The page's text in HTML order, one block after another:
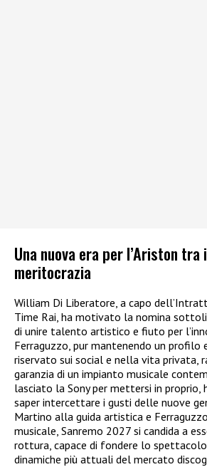
Una nuova era per l’Ariston tra
meritocrazia
William Di Liberatore, a capo
Time Rai, ha motivato la nomina
di unire talento artistico e fiuto per
Ferraguzzo, pur mantenendo un profilo
riservato sui social e nella vita privata,
garanzia di un impianto musicale
lasciato la Sony per mettersi in proprio,
saper intercettare i gusti delle nuove
Martino alla guida artistica e
musicale, Sanremo 2027 si candida a
rottura, capace di fondere lo
dinamiche più attuali del mercato